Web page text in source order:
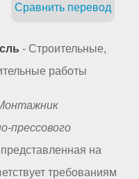
Сравнить перевод
- Строительные,
работы
прессового
на
требованиям